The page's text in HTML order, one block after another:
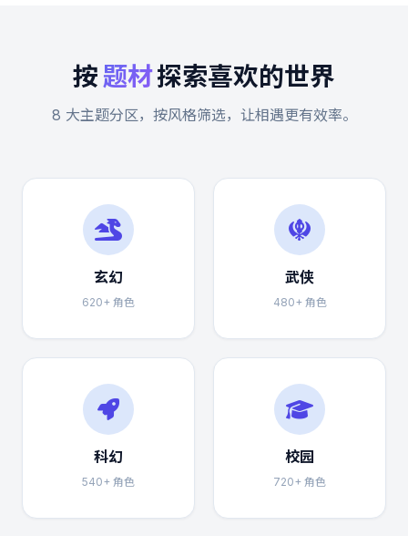
按 题材探索喜欢的世界
8 大主题分区，按风格筛选，让相遇更有效率。
玄幻
620+ 角色
武侠
480+ 角色
科幻
540+ 角色
校园
720+ 角色